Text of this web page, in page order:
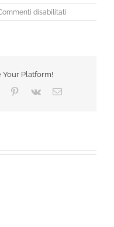
disabilitati
6626
Your Platform!
Tumblr Pinterest
Vk Email